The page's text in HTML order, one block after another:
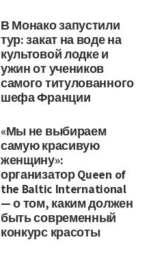
В Монако запустили
тур: закат на воде на
культовой лодке и
ужин от учеников
самого титулованного
шефа Франции
«Мы не выбираем
самую красивую
женщину»:
организатор Queen of
the Baltic International
— о том, каким должен
быть современный
конкурс красоты